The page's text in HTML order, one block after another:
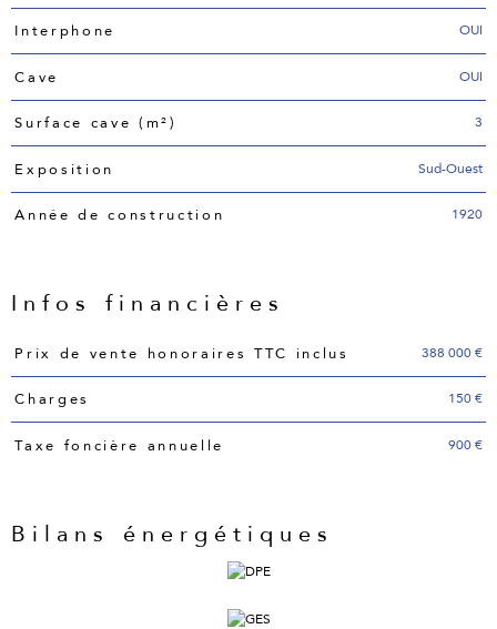
Interphone OUI
Cave OUI
Surface cave (m²) 3
Exposition Sud-Ouest
Année de construction 1920
Infos financières
Caractéristiques Valeurs
Prix de vente honoraires TTC inclus 388 000 €
Charges 150 €
Taxe foncière annuelle 900 €
Bilans énergétiques